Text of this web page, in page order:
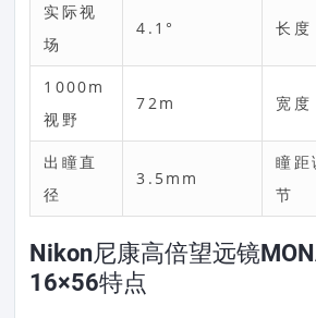
实际视
场
4.1° 长度
1000m
视野
72m 宽度
出瞳直
径
3.5mm
瞳距
节
Nikon尼康高倍望远镜
16×56特点